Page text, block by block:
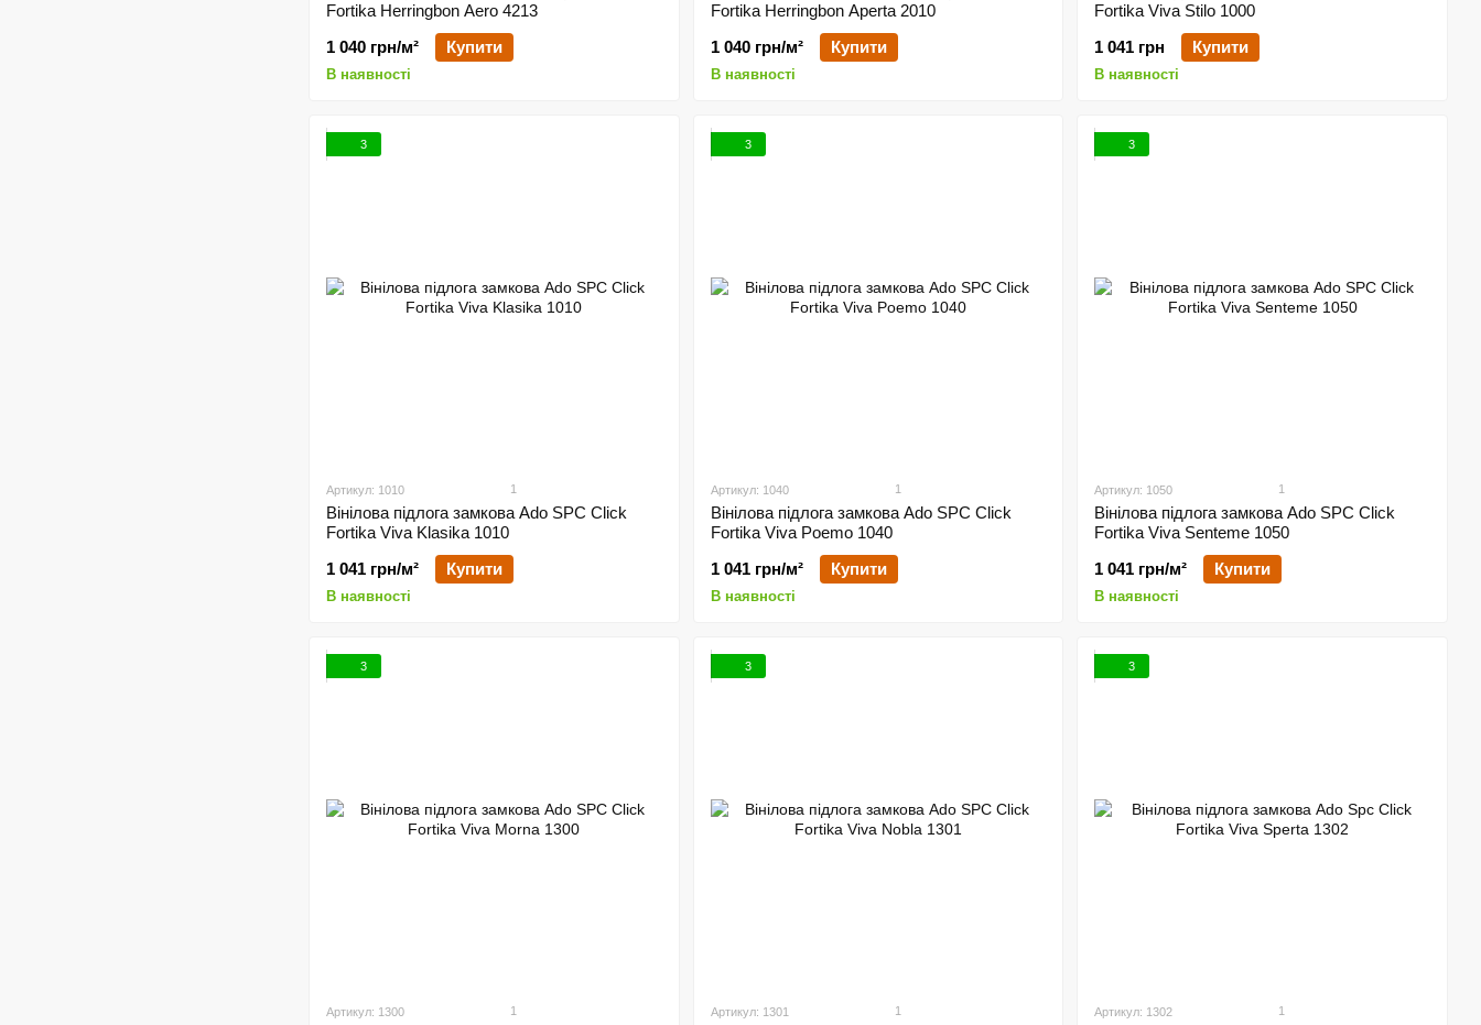
Fortika Herringbon Aero 4213
1 040 грн/м²
Купити
В наявності
Fortika Herringbon Aperta 2010
1 040 грн/м²
Купити
В наявності
Fortika Viva Stilo 1000
1 041 грн
Купити
В наявності
3
Артикул: 1010 1
Вінілова підлога замкова Ado SPC Click
Fortika Viva Klasika 1010
1 041 грн/м²
Купити
В наявності
3
Артикул: 1040 1
Вінілова підлога замкова Ado SPC Click
Fortika Viva Poemo 1040
1 041 грн/м²
Купити
В наявності
3
Артикул: 1050 1
Вінілова підлога замкова Ado SPC Click
Fortika Viva Senteme 1050
1 041 грн/м²
Купити
В наявності
3
Артикул: 1300 1
3
Артикул: 1301 1
3
Артикул: 1302 1